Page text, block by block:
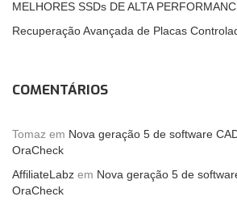
MELHORES SSDs DE ALTA
Recuperação Avançada de Placas
COMENTÁRIOS
Tomaz em Nova geração 5 de software
OraCheck
AffiliateLabz em Nova geração 5 de
OraCheck